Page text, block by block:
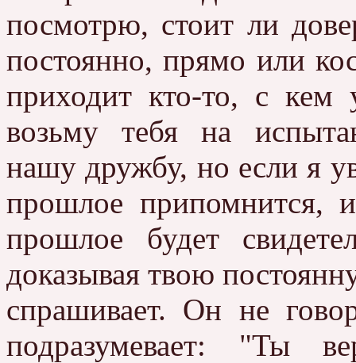
посмотрю, стоит ли
постоянно, прямо или
приходит кто-то, с
возьму тебя на
нашу дружбу, но если я
прошлое припомнится,
прошлое будет
доказывая твою
спрашивает. Он не
подразумевает: "Ты